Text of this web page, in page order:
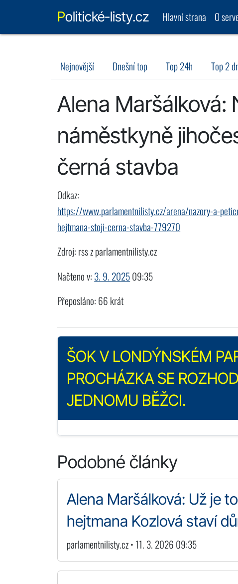
Politické-listy.cz Hlavní strana O
Nejnovější Dnešní top Top 24h Top 2
Alena Maršálková:
náměstkyně
černá stavba
Odkaz:
https://www.parlamentnilisty.cz/arena/nazory-a-
hejtmana-stoji-cerna-stavba-779270
Zdroj: rss z parlamentnilisty.cz
Načteno v: 3. 9. 202509:35
Přeposláno: 66 krát
ŠOK V LONDÝNSKÉM
PROCHÁZKA SE
JEDNOMU BĚŽCI.
Podobné články
Alena Maršálková: Už je
hejtmana Kozlová staví
parlamentnilisty.cz • 11. 3. 2026 09:35